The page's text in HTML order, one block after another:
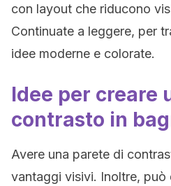
con layout che riducono
Continuate a leggere, per
idee moderne e colorate.
Idee per creare
contrasto in
Avere una parete di
vantaggi visivi. Inoltre, può